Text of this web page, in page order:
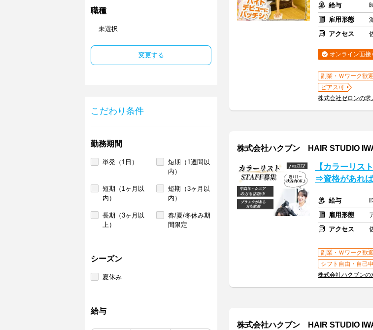
職種
未選択
変更する
こだわり条件
勤務期間
単発（1日）
短期（1週間以
内）
短期（1ヶ月以
内）
短期（3ヶ月以
内）
長期（3ヶ月以
上）
春/夏/冬休み期
間限定
シーズン
夏休み
給与
給与
雇用形態
アクセス
オンライン面接
副業・Ｗワーク歓迎
ピアス可
株式会社ゼロンの求
株式会社ハクブン HAIR STUDIO
【カラーリ
⇒資格があれ
給与
雇用形態
アクセス
副業・Ｗワーク歓迎
シフト自由・自己
株式会社ハクブンの
株式会社ハクブン HAIR STUDIO